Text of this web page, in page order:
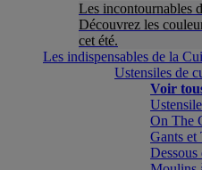
Les incontournables
Découvrez les
cet été.
Les indispensables de la
Ustensiles de
Voir
On The
Gants et
Dessous